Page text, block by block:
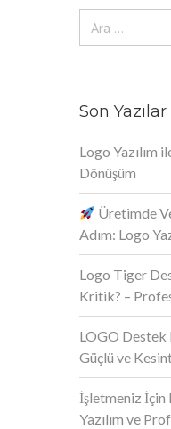
Son Yazılar
Logo Yazılım
Dönüşüm
Üretimde
Adım: Logo
Logo Tiger
Kritik? –
LOGO
Güçlü ve
İşletmeniz İçin
Yazılım ve